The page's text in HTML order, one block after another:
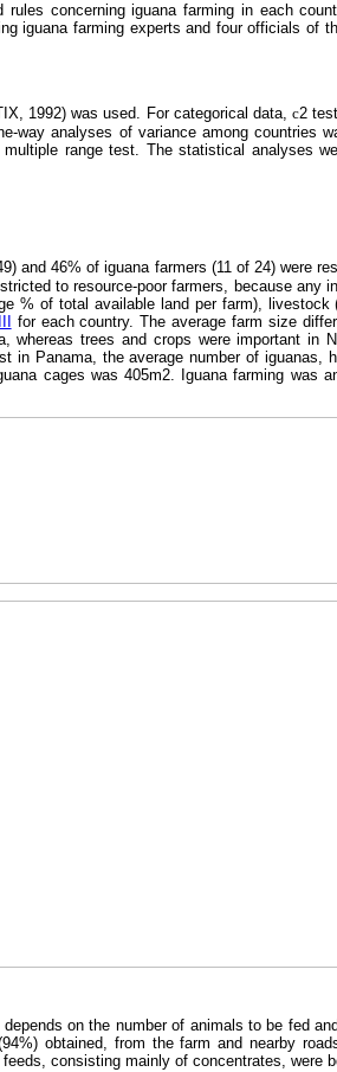
concerning iguana farming in each
iguana farming experts and four officials of
1992) was used. For categorical data, c2
way analyses of variance among countries
multiple range test. The statistical analyses
and 46% of iguana farmers (11 of 24) were
to resource-poor farmers, because any
% of total available land per farm), livestock
for each country. The average farm size
whereas trees and crops were important in
in Panama, the average number of iguanas,
cages was 405m2. Iguana farming was
on the number of animals to be fed
obtained, from the farm and nearby
consisting mainly of concentrates, were